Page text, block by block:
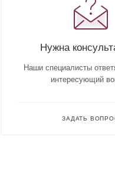
Нужна
Наши специалисты
интересующий
ЗАДАТЬ